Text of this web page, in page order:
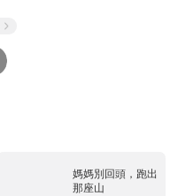
媽媽別回頭，跑出
那座山